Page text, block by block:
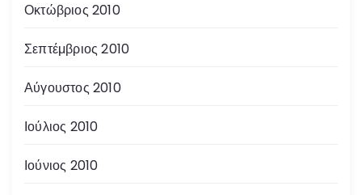
Οκτώβριος 2010
Σεπτέμβριος 2010
Αύγουστος 2010
Ιούλιος 2010
Ιούνιος 2010